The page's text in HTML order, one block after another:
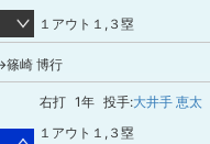
１アウト１,３塁
篠崎 博行
右打 1年 投手:大井手 恵太
１アウト１,３塁